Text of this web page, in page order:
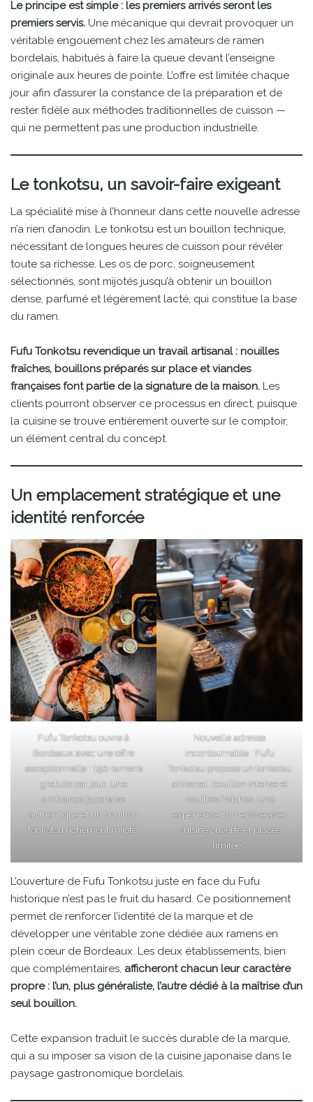
Le principe est simple : les premiers arrivés seront les
premiers servis. Une mécanique qui devrait provoquer un
véritable engouement chez les amateurs de ramen
bordelais, habitués à faire la queue devant l’enseigne
originale aux heures de pointe. L’offre est limitée chaque
jour afin d’assurer la constance de la préparation et de
rester fidèle aux méthodes traditionnelles de cuisson —
qui ne permettent pas une production industrielle.
Le tonkotsu, un savoir-faire exigeant
La spécialité mise à l’honneur dans cette nouvelle adresse
n’a rien d’anodin. Le tonkotsu est un bouillon technique,
nécessitant de longues heures de cuisson pour révéler
toute sa richesse. Les os de porc, soigneusement
sélectionnés, sont mijotés jusqu’à obtenir un bouillon
dense, parfumé et légèrement lacté, qui constitue la base
du ramen.
Fufu Tonkotsu revendique un travail artisanal : nouilles
fraîches, bouillons préparés sur place et viandes
françaises font partie de la signature de la maison. Les
clients pourront observer ce processus en direct, puisque
la cuisine se trouve entièrement ouverte sur le comptoir,
un élément central du concept.
Un emplacement stratégique et une
identité renforcée
Fufu Tonkotsu ouvre à
Bordeaux avec une offre
exceptionnelle : 150 ramens
gratuits par jour. Une
ambiance japonaise
authentique et un bouillon
tonkotsu richement mijoté.
Nouvelle adresse
incontournable : Fufu
Tonkotsu propose un tonkotsu
artisanal, bouillon intense et
nouilles fraîches. Une
expérience immersive avec
cuisine ouverte et places
limitées.
L’ouverture de Fufu Tonkotsu juste en face du Fufu
historique n’est pas le fruit du hasard. Ce positionnement
permet de renforcer l’identité de la marque et de
développer une véritable zone dédiée aux ramens en
plein cœur de Bordeaux. Les deux établissements, bien
que complémentaires, afficheront chacun leur caractère
propre : l’un, plus généraliste, l’autre dédié à la maîtrise d’un
seul bouillon.
Cette expansion traduit le succès durable de la marque,
qui a su imposer sa vision de la cuisine japonaise dans le
paysage gastronomique bordelais.